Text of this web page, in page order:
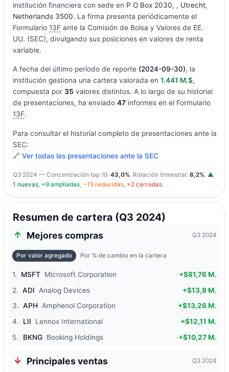
institución financiera con sede en P O Box 2030, , Utrecht,
Netherlands 3500. La firma presenta periódicamente el
Formulario 13Fante la Comisión de Bolsa y Valores de EE.
UU. (SEC), divulgando sus posiciones en valores de renta
variable.
A fecha del último período de reporte (2024-09-30), la
institución gestiona una cartera valorada en 1.441 M.$,
compuesta por 35 valores distintos. A lo largo de su historial
de presentaciones, ha enviado 47informes en el Formulario
13F.
Para consultar el historial completo de presentaciones ante la
SEC:
🔗 Ver todas las presentaciones ante la SEC
Q3 2024 — Concentración top 10: 43,0%. Rotación trimestral: 8,2%. ▲
1 nuevas, +9 ampliadas, −15 reducidas, ×2 cerradas.
Resumen de cartera (Q3 2024)
Mejores compras Q3 2024
Por valor agregado Por % de cambio en la cartera
1. MSFT Microsoft Corporation
+$81,76 M.
2. ADI Analog Devices
+$13,8 M.
3. APH Amphenol Corporation
+$13,26 M.
4.
LII Lennox International
+$12,11 M.
5.
BKNG Booking Holdings +$10,27 M.
Principales ventas Q3 2024